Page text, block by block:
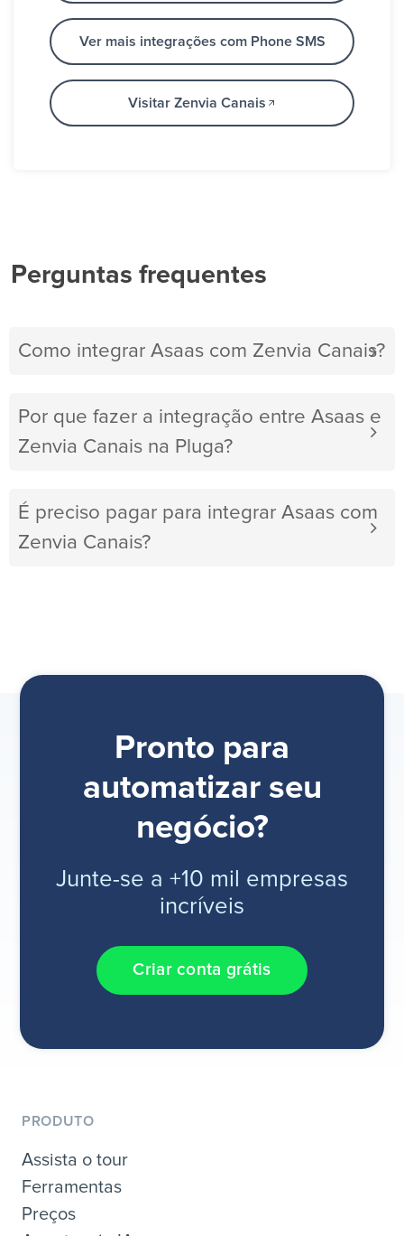
Ver mais integrações com Phone SMS
Visitar Zenvia Canais
Perguntas frequentes
Como integrar Asaas com Zenvia Canais?
Por que fazer a integração entre Asaas e
Zenvia Canais na Pluga?
É preciso pagar para integrar Asaas com
Zenvia Canais?
Pronto para
automatizar seu
negócio?
Junte-se a +10 mil empresas
incríveis
Criar conta grátis
PRODUTO
Assista o tour
Ferramentas
Preços